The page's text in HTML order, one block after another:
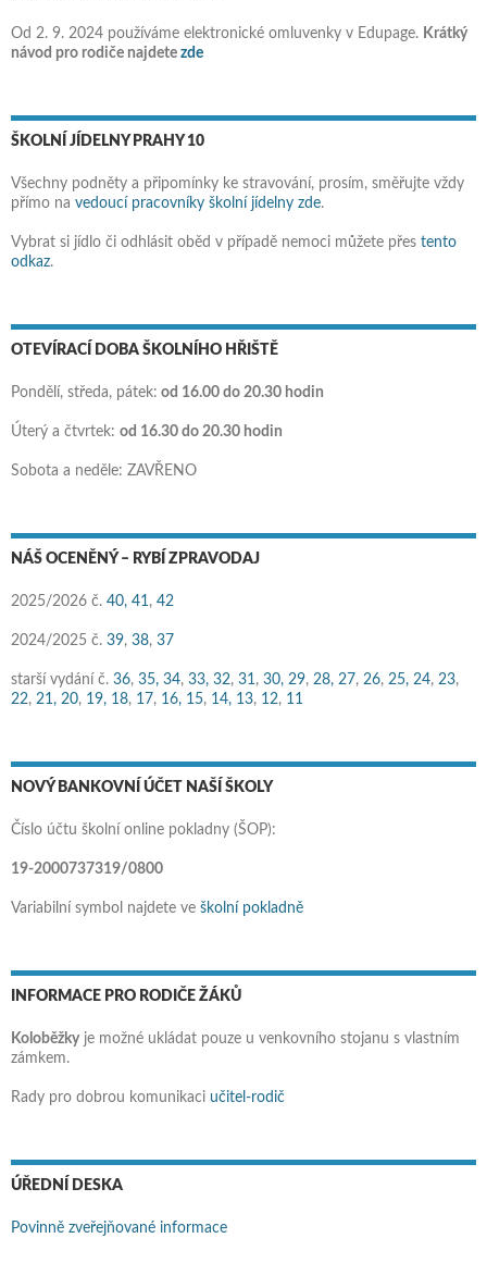
Od 2. 9. 2024 používáme elektronické omluvenky v Edupage. Krátký
návod pro rodiče najdete zde
ŠKOLNÍ JÍDELNY PRAHY 10
Všechny podněty a připomínky ke stravování, prosím, směřujte vždy
přímo na vedoucí pracovníky školní jídelny zde.
Vybrat si jídlo či odhlásit oběd v případě nemoci můžete přes tento
odkaz.
OTEVÍRACÍ DOBA ŠKOLNÍHO HŘIŠTĚ
Pondělí, středa, pátek: od 16.00 do 20.30 hodin
Úterý a čtvrtek: od 16.30 do 20.30 hodin
Sobota a neděle: ZAVŘENO
NÁŠ OCENĚNÝ – RYBÍ ZPRAVODAJ
2025/2026 č. 40, 41 , 42
2024/2025 č. 39, 38, 37
starší vydání č. 36, 35, 34, 33, 32, 31 , 30, 29, 28, 27, 26, 25, 24, 23,
22, 21, 20, 19, 18, 17, 16, 15, 14, 13, 12, 11
NOVÝ BANKOVNÍ ÚČET NAŠÍ ŠKOLY
Číslo účtu školní online pokladny (ŠOP):
19-2000737319/0800
Variabilní symbol najdete ve školní pokladně
INFORMACE PRO RODIČE ŽÁKŮ
Koloběžkyje možné ukládat pouze u venkovního stojanu s vlastním
zámkem.
Rady pro dobrou komunikaci učitel-rodič
ÚŘEDNÍ DESKA
Povinně zveřejňované informace